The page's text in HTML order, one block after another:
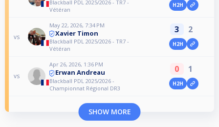
Blackball PDL 2025/2026 - TR7 -
Vétéran
H2H
vs
May 22, 2026, 7:34 PM
Xavier Timon
Blackball PDL 2025/2026 - TR7 -
Vétéran
3 2
H2H
vs
Apr 26, 2026, 1:36 PM
Erwan Andreau
Blackball PDL 2025/2026 -
Championnat Régional DR3
0 1
H2H
SHOW MORE